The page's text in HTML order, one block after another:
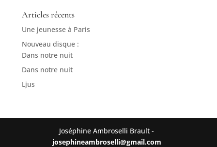
Articles récents
Une jeunesse à Paris
Nouveau disque :
Dans notre nuit
Dans notre nuit
Ljus
Joséphine Ambroselli Brault -
josephineambroselli@gmail.com